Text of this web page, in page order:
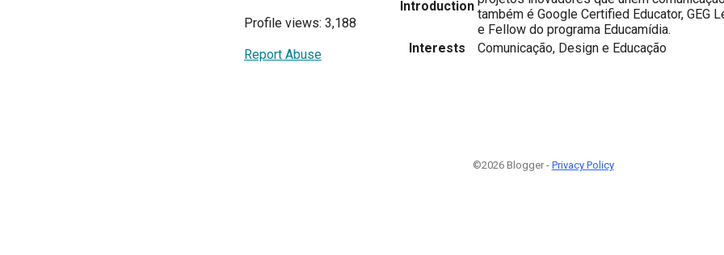
Profile views: 3,188
Report Abuse
Introduction
também é Google Certified Educator, GEG
e Fellow do programa Educamídia.
Interests
Comunicação, Design e Educação
©2026 Blogger - Privacy Policy